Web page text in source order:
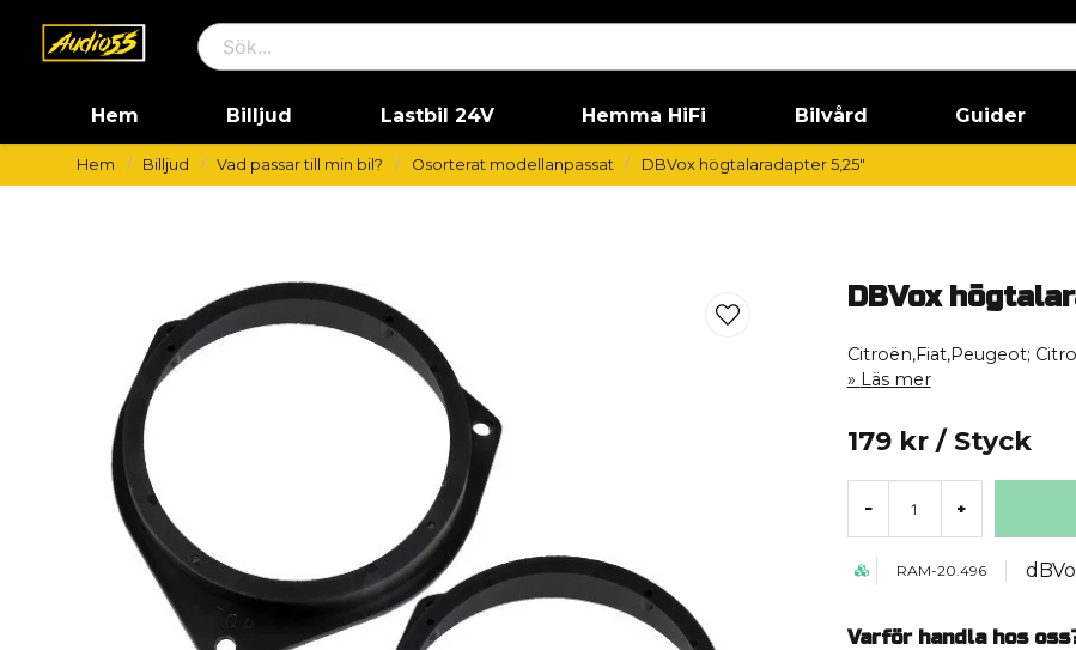
Hem Billjud Lastbil 24V Hemma HiFi Bilvård Guider
Hem Billjud Vad passar till min bil? Osorterat modellanpassat DBVox högtalaradapter 5,25"
DBVox
Citroën,Fiat,Peugeot;
Läs mer
179 kr / Styck
- +
RAM-20.496
Varför handla hos